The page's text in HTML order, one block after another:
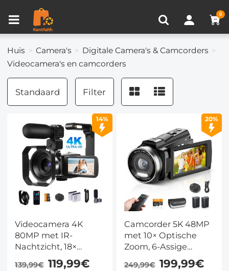
0
Huis Camera's
Digitale Camera's & Camcorders
Videocamera's en camcorders
Standaard Filter
14%
Videocamera 4K
80MP met IR-
Nachtzicht, 18×
Digitale Zoom,
139,99€ 119,99€
20%
Camcorder 5K 48MP
met 10× Optische
Zoom, 6-Assige
Stabilisatie en 162 cm
249,99€ 199,99€